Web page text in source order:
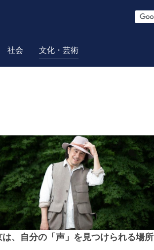
S
r
社会 文化・芸術
は、自分の「声」を見つけられる場所